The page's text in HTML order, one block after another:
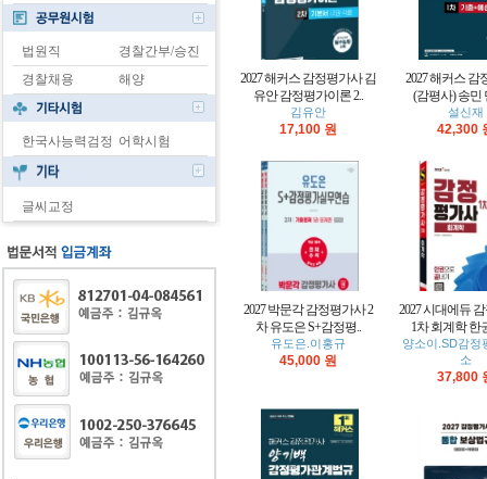
2027 해커스 감정평가사 김
유안 감정평가이론 2..
김유안
17,100 원
2027 해커스 감
(감평사) 송민
설신재
42,300
2027 박문각 감정평가사 2
차 유도은 S+감정평..
유도은.이홍규
45,000 원
2027 시대에듀
1차 회계학 한
양소이.SD감정
소
37,800
법원직
경찰간부/승진
경찰채용
해양
한국사능력검정 어학시험
글씨교정